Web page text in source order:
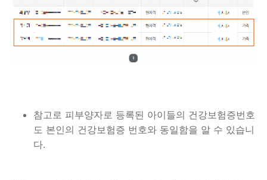
참고로 피부양자로 등록된 아이들의 건강보험증번호
도 본인의 건강보험증 번호와 동일함을 알 수 있습니
다.